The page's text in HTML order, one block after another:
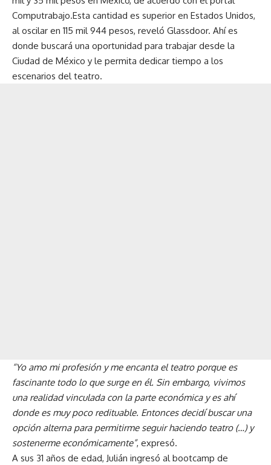
Computrabajo.Esta cantidad es superior en Estados Unidos,
al oscilar en 115 mil 944 pesos, reveló Glassdoor. Ahí es
donde buscará una oportunidad para trabajar desde la
Ciudad de México y le permita dedicar tiempo a los
escenarios del teatro.
“Yo amo mi profesión y me encanta el teatro porque es
fascinante todo lo que surge en él. Sin embargo, vivimos
una realidad vinculada con la parte económica y es ahí
donde es muy poco redituable. Entonces decidí buscar una
opción alterna para permitirme seguir haciendo teatro (…) y
sostenerme económicamente”, expresó.
A sus 31 años de edad, Julián ingresó al bootcamp de